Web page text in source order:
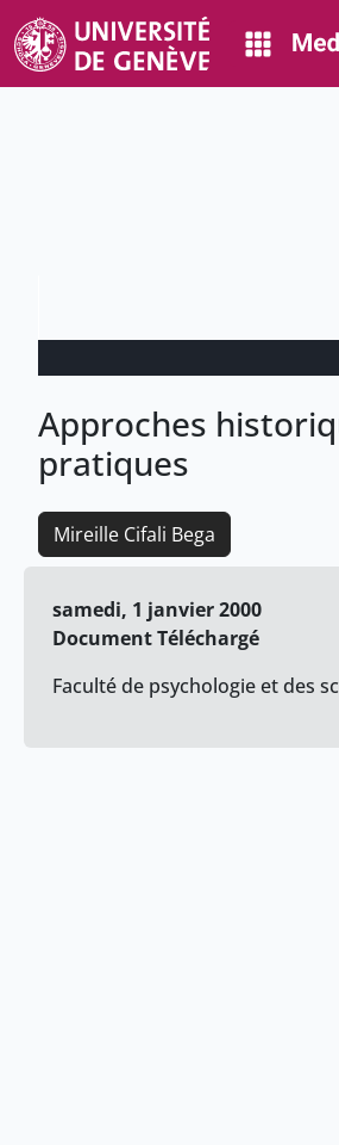
Approches
pratiques
Mireille Cifali Bega
samedi, 1 janvier 2000
Document Téléchargé
Faculté de psychologie et des